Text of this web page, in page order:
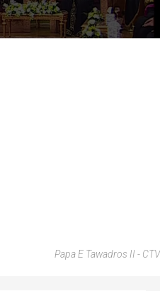
Papa E Tawadros II - CTV